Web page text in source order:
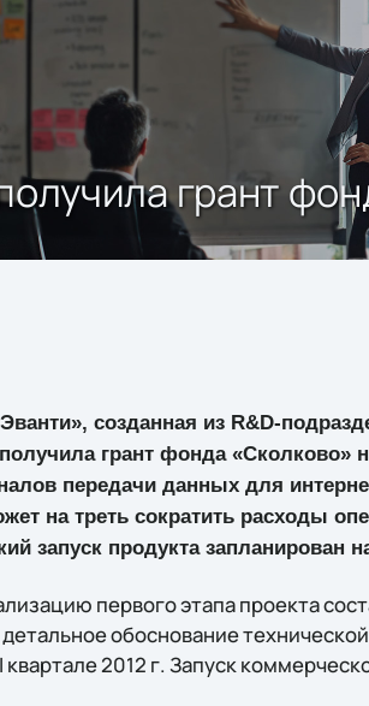
грант
созданная из R&D-
грант фонда «Сколково»
передачи данных для
на треть сократить расходы
запуск продукта запланирован
первого этапа проекта
обоснование
квартале 2012 г. Запуск